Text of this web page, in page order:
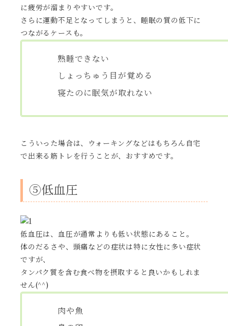
に疲労が溜まりやすいです。
さらに運動不足となってしまうと、睡眠の質の低下に
つながるケースも。
熟睡できない
しょっちゅう目が覚める
寝たのに眠気が取れない
こういった場合は、ウォーキングなどはもちろん自宅
で出来る筋トレを行うことが、おすすめです。
⑤低血圧
低血圧は、血圧が通常よりも低い状態にあること。
体のだるさや、頭痛などの症状は特に女性に多い症状
ですが、
タンパク質を含む食べ物を摂取すると良いかもしれま
せん(^^)
肉や魚